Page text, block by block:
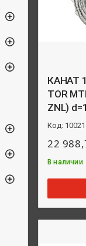
КАНАТ
TOR
ZNL)
22
В наличии